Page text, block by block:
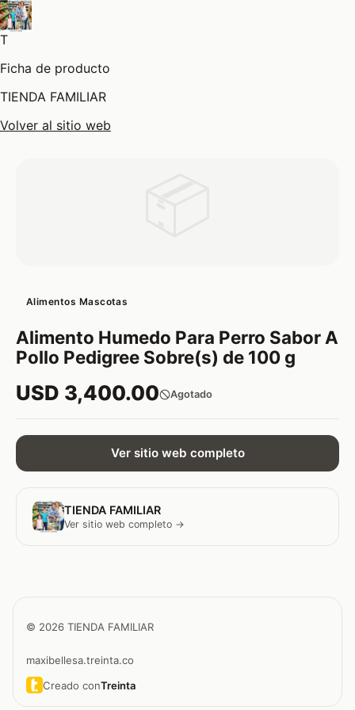
T
Ficha de producto
TIENDA FAMILIAR
Volver al sitio web
Alimentos Mascotas
Alimento Humedo Para Perro Sabor A
Pollo Pedigree Sobre(s) de 100 g
USD 3,400.00 Agotado
Ver sitio web completo
TIENDA FAMILIAR
Ver sitio web completo →
© 2026 TIENDA FAMILIAR
maxibellesa.treinta.co
Creado conTreinta